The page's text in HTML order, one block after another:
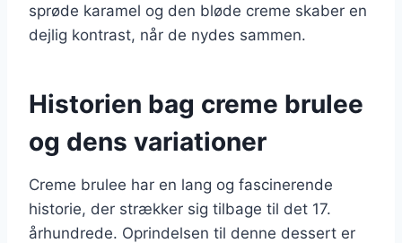
sprøde karamel og den bløde creme skaber en
dejlig kontrast, når de nydes sammen.
Historien bag creme brulee
og dens variationer
Creme brulee har en lang og fascinerende
historie, der strækker sig tilbage til det 17.
århundrede. Oprindelsen til denne dessert er